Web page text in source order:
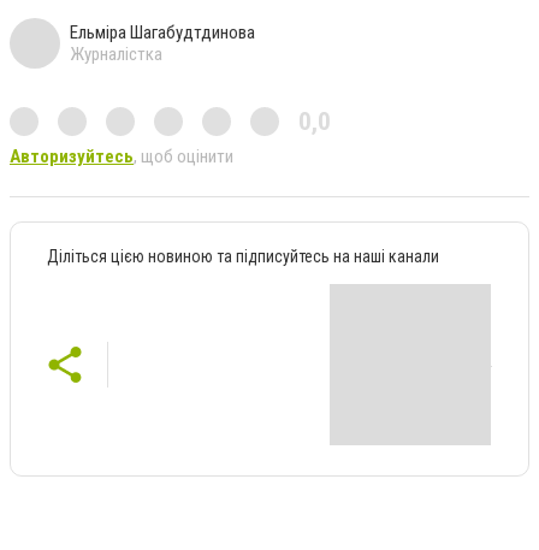
Ельміра Шагабудтдинова
Журналістка
0,0
Авторизуйтесь, щоб оцінити
Діліться цією новиною та підписуйтесь на наші канали